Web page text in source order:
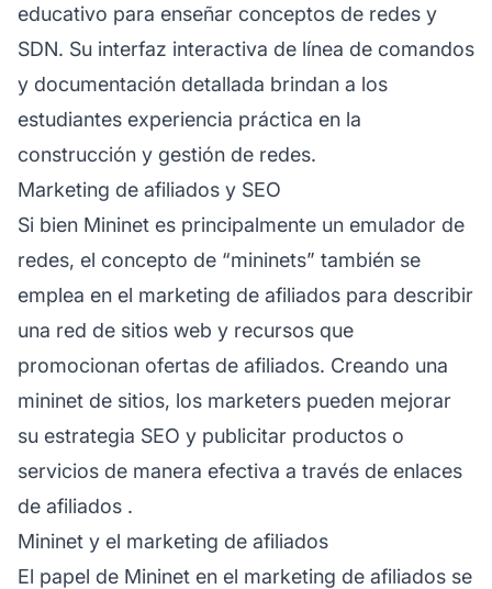
educativo para enseñar conceptos de redes y
SDN. Su interfaz interactiva de línea de comandos
y documentación detallada brindan a los
estudiantes experiencia práctica en la
construcción y gestión de redes.
Marketing de afiliados y SEO
Si bien Mininet es principalmente un emulador de
redes, el concepto de “mininets” también se
emplea en el marketing de afiliados para describir
una red de sitios web y recursos que
promocionan ofertas de afiliados. Creando una
mininet de sitios, los marketers pueden mejorar
su estrategia SEO y publicitar productos o
servicios de manera efectiva a través de enlaces
de afiliados .
Mininet y el marketing de afiliados
El papel de Mininet en el marketing de afiliados se